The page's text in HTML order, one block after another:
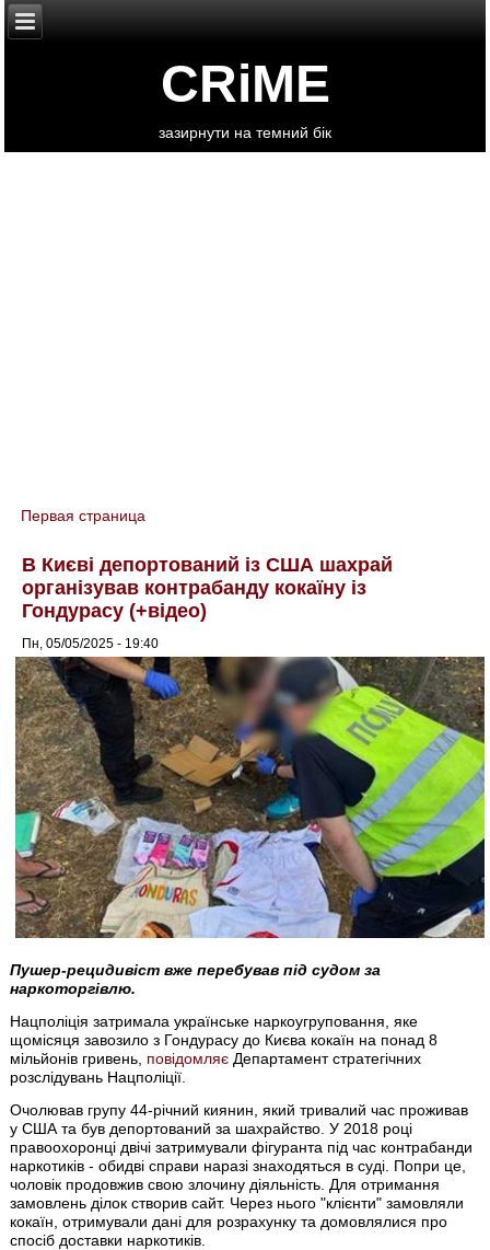
CRiME
зазирнути на темний бік
You are here
Первая страница
В Києві депортований із США шахрай
організував контрабанду кокаїну із
Гондурасу (+відео)
Пн, 05/05/2025 - 19:40
Пушер-рецидивіст вже перебував під судом за
наркоторгівлю.
Нацполіція затримала українське наркоугруповання, яке
щомісяця завозило з Гондурасу до Києва кокаїн на понад 8
мільйонів гривень, повідомляє Департамент стратегічних
розслідувань Нацполіції.
Очолював групу 44-річний киянин, який тривалий час проживав
у США та був депортований за шахрайство. У 2018 році
правоохоронці двічі затримували фігуранта під час контрабанди
наркотиків - обидві справи наразі знаходяться в суді. Попри це,
чоловік продовжив свою злочину діяльність. Для отримання
замовлень ділок створив сайт. Через нього "клієнти" замовляли
кокаїн, отримували дані для розрахунку та домовлялися про
спосіб доставки наркотиків.